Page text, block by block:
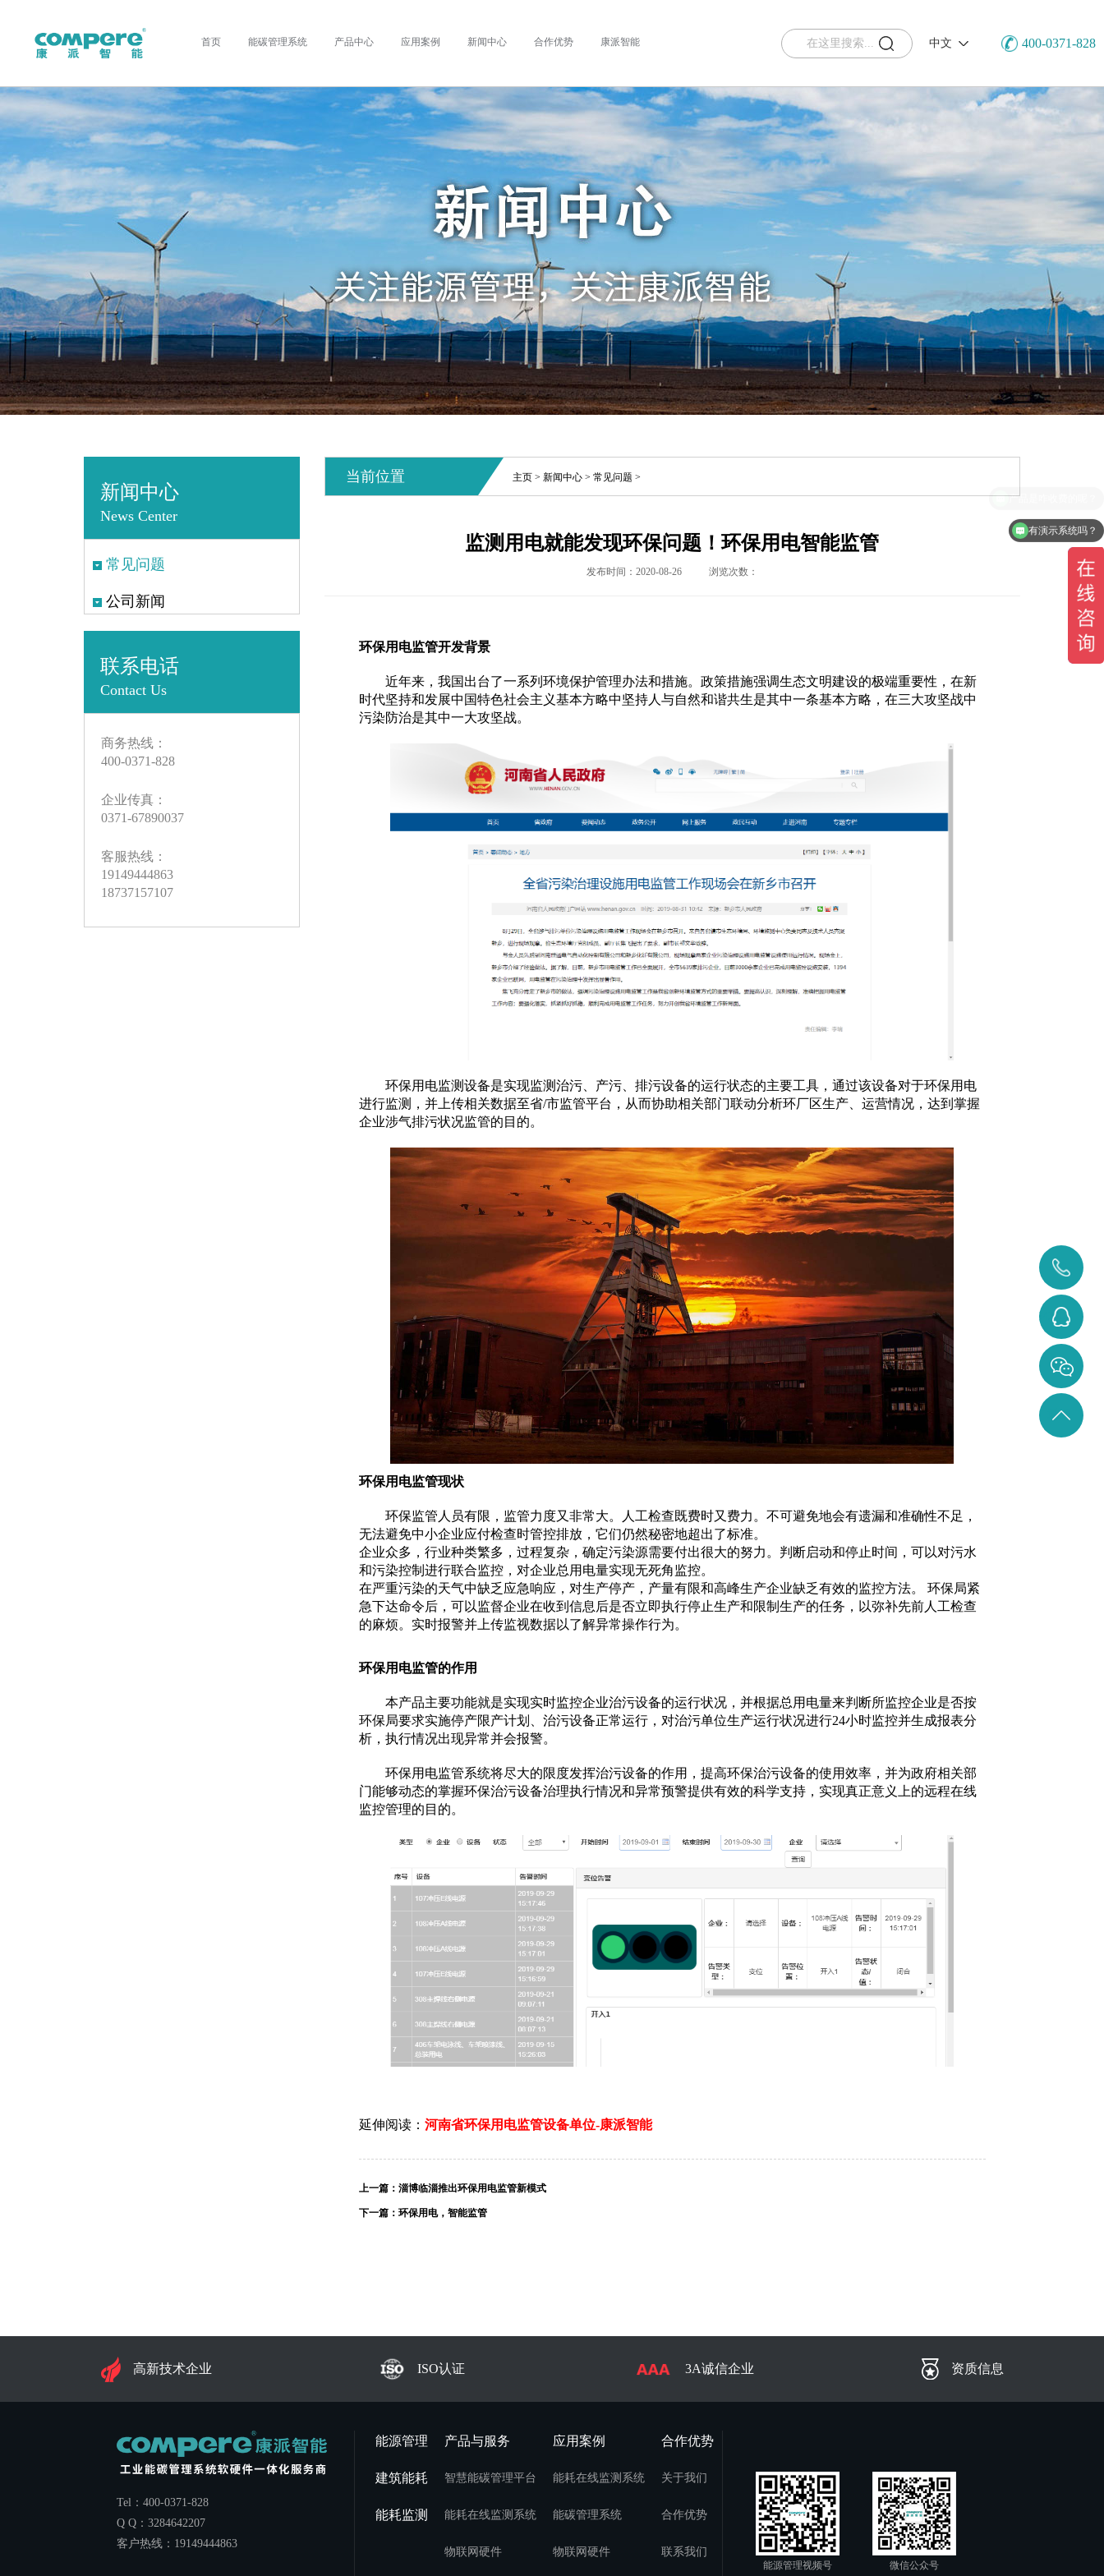
400-
0371-
3284642207
返回
首页 能碳管理系统 产品中心 应用案例 新闻中心 合作优势 康派智能 中文 400-0371-828
新闻中心
News Center
常见问题
公司新闻
联系电话
Contact Us
商务热线：
400-0371-828
企业传真：
0371-67890037
客服热线：
19149444863
18737157107
当前位置 主页> 新闻中心> 常见问题 >
监测用电就能发现环保问题！环保用电智能监管
发布时间：2020-08-26 浏览次数：
环保用电监管开发背景
近年来，我国出台了一系列环境保护管理办法和措施。政策措施强调生态文明建设的极端重要性，在新
时代坚持和发展中国特色社会主义基本方略中坚持人与自然和谐共生是其中一条基本方略，在三大攻坚战中
污染防治是其中一大攻坚战。
环保用电监测设备是实现监测治污、产污、排污设备的运行状态的主要工具，通过该设备对于环保用电
进行监测，并上传相关数据至省/市监管平台，从而协助相关部门联动分析环厂区生产、运营情况，达到掌握
企业涉气排污状况监管的目的。
环保用电监管现状
环保监管人员有限，监管力度又非常大。人工检查既费时又费力。不可避免地会有遗漏和准确性不足，
无法避免中小企业应付检查时管控排放，它们仍然秘密地超出了标准。
企业众多，行业种类繁多，过程复杂，确定污染源需要付出很大的努力。判断启动和停止时间，可以对污水
和污染控制进行联合监控，对企业总用电量实现无死角监控。
在严重污染的天气中缺乏应急响应，对生产停产，产量有限和高峰生产企业缺乏有效的监控方法。 环保局紧
急下达命令后，可以监督企业在收到信息后是否立即执行停止生产和限制生产的任务，以弥补先前人工检查
的麻烦。实时报警并上传监视数据以了解异常操作行为。
环保用电监管的作用
本产品主要功能就是实现实时监控企业治污设备的运行状况，并根据总用电量来判断所监控企业是否按
环保局要求实施停产限产计划、治污设备正常运行，对治污单位生产运行状况进行24小时监控并生成报表分
析，执行情况出现异常并会报警。
环保用电监管系统将尽大的限度发挥治污设备的作用，提高环保治污设备的使用效率，并为政府相关部
门能够动态的掌握环保治污设备治理执行情况和异常预警提供有效的科学支持，实现真正意义上的远程在线
监控管理的目的。
延伸阅读： 河南省环保用电监管设备单位-康派智能
上一篇： 淄博临淄推出环保用电监管新模式
下一篇： 环保用电，智能监管
高新技术企业 ISO认证 3A诚信企业 资质信息
Tel：400-0371-828
Q Q：3284642207
客户热线：19149444863
能源管理
建筑能耗
能耗监测
产品与服务
智慧能碳管理平台
能耗在线监测系统
物联网硬件
应用案例
能耗在线监测系统
能碳管理系统
物联网硬件
合作优势
关于我们
合作优势
联系我们
能源管理视频号 微信公众号
有演示系统吗？